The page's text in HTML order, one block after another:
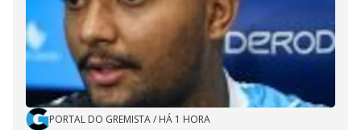
PORTAL DO GREMISTA/ HÁ 1 HORA